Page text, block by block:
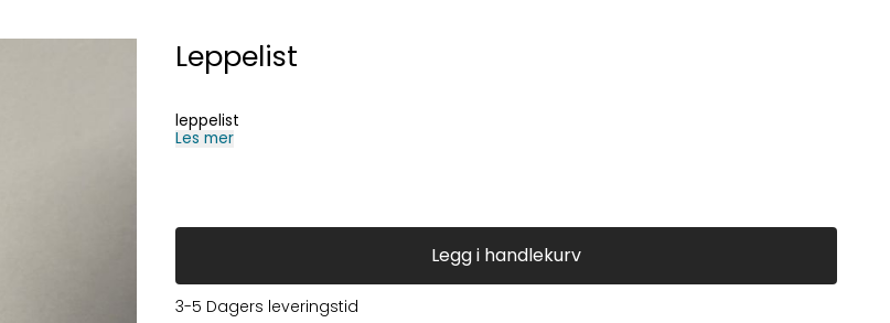
Leppelist
leppelist
Les mer
Legg i handlekurv
3-5 Dagers leveringstid